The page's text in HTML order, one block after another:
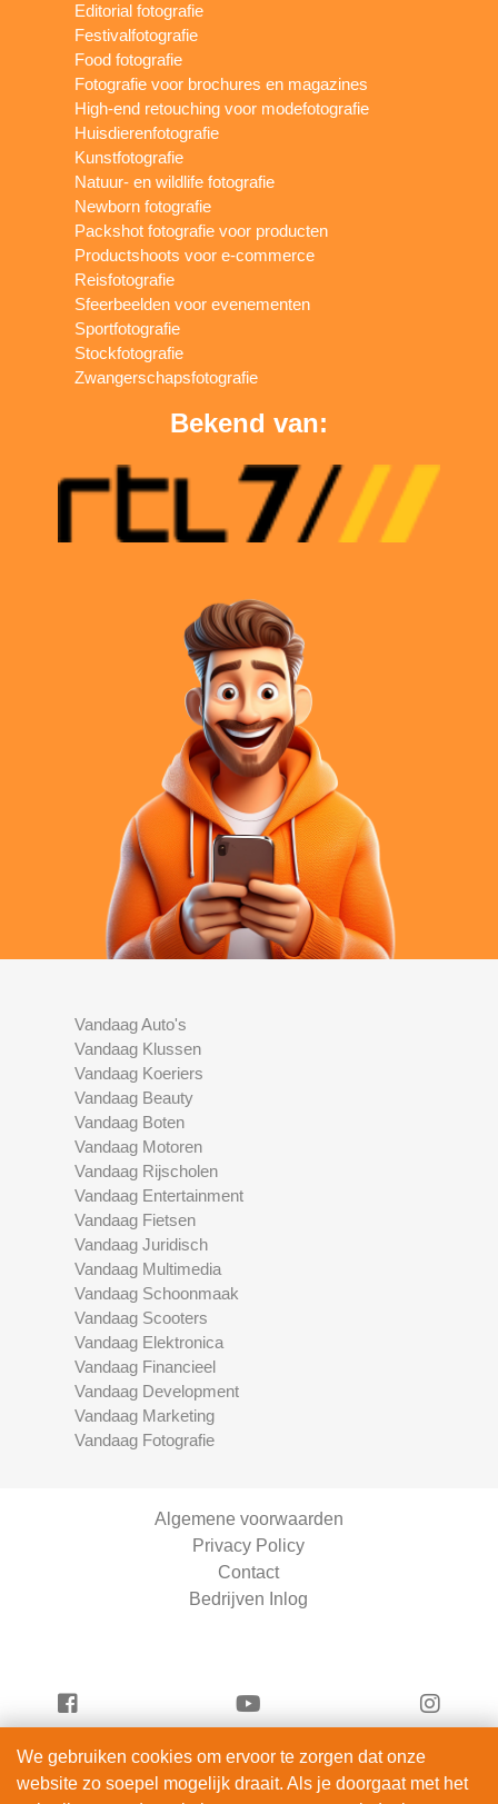
Editorial fotografie
Festivalfotografie
Food fotografie
Fotografie voor brochures en magazines
High-end retouching voor modefotografie
Huisdierenfotografie
Kunstfotografie
Natuur- en wildlife fotografie
Newborn fotografie
Packshot fotografie voor producten
Productshoots voor e-commerce
Reisfotografie
Sfeerbeelden voor evenementen
Sportfotografie
Stockfotografie
Zwangerschapsfotografie
Bekend van:
Vandaag Auto's
Vandaag Klussen
Vandaag Koeriers
Vandaag Beauty
Vandaag Boten
Vandaag Motoren
Vandaag Rijscholen
Vandaag Entertainment
Vandaag Fietsen
Vandaag Juridisch
Vandaag Multimedia
Vandaag Schoonmaak
Vandaag Scooters
Vandaag Elektronica
Vandaag Financieel
Vandaag Development
Vandaag Marketing
Vandaag Fotografie
Algemene voorwaarden
Privacy Policy
Contact
Bedrijven Inlog
Vandaag Fotografie is onderdeel van
We gebruiken cookies om ervoor te zorgen dat onze
website zo soepel mogelijk draait. Als je doorgaat met het